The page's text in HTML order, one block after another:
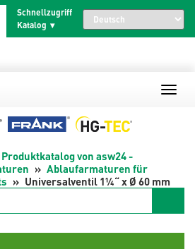
Schnellzugriff
Katalog
Produktkatalog von asw24 -
Ablaufarmaturen für
Universalventil 1¼“ x Ø 60 mm